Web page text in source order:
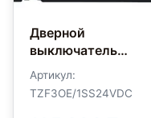
Дверной
выключатель
безопасности
Schmersal
TZF3OE/1SS24VDC
Артикул:
TZF3OE/1SS24VDC